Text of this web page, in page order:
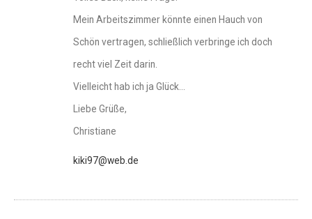
Mein Arbeitszimmer könnte einen Hauch von
Schön vertragen, schließlich verbringe ich doch
recht viel Zeit darin.
Vielleicht hab ich ja Glück…
Liebe Grüße,
Christiane
kiki97@web.de